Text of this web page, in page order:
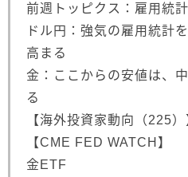
前週トッピクス：雇用統計
ドル円：強気の雇用統計
高まる
金：ここからの安値は、
る
【海外投資家動向（225）
【CME FED WATCH】
金ETF